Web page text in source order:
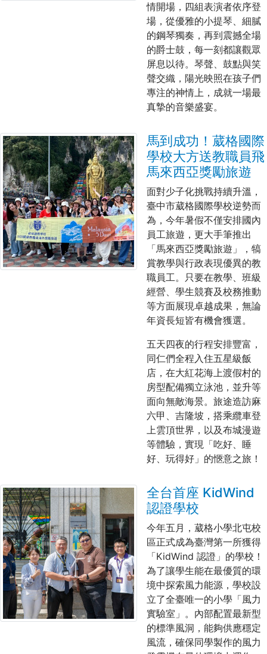
情開場，四組表演者依序登
場，從優雅的小提琴、細膩
的鋼琴獨奏，再到震撼全場
的爵士鼓，每一刻都讓觀眾
屏息以待。琴聲、鼓點與笑
聲交織，陽光映照在孩子們
專注的神情上，成就一場最
真摯的音樂盛宴。
馬到成功！葳格國際
學校大方送教職員飛
馬來西亞獎勵旅遊
面對少子化挑戰持續升溫，
臺中市葳格國際學校逆勢而
為，今年暑假不僅安排國內
員工旅遊，更大手筆推出
「馬來西亞獎勵旅遊」，犒
賞教學與行政表現優異的教
職員工。只要在教學、班級
經營、學生競賽及校務推動
等方面展現卓越成果，無論
年資長短皆有機會獲選。
五天四夜的行程安排豐富，
同仁們全程入住五星級飯
店，在大紅花海上渡假村的
房型配備獨立泳池，並升等
面向無敵海景。旅途造訪麻
六甲、吉隆坡，搭乘纜車登
上雲頂世界，以及布城漫遊
等體驗，實現「吃好、睡
好、玩得好」的愜意之旅！
全台首座 KidWind
認證學校
今年五月，葳格小學北屯校
區正式成為臺灣第一所獲得
「KidWind 認證」的學校！
為了讓學生能在最優質的環
境中探索風力能源，學校設
立了全臺唯一的小學「風力
實驗室」。內部配置最新型
的標準風洞，能夠供應穩定
風流，確保同學製作的風力